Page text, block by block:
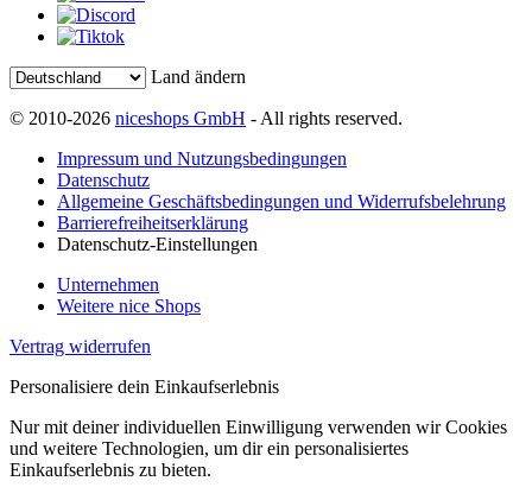
Land ändern
© 2010-2026 niceshops GmbH - All rights reserved.
Impressum und Nutzungsbedingungen
Datenschutz
Allgemeine Geschäftsbedingungen und Widerrufsbelehrung
Barrierefreiheitserklärung
Datenschutz-Einstellungen
Unternehmen
Weitere nice Shops
Vertrag widerrufen
Personalisiere dein Einkaufserlebnis
Nur mit deiner individuellen Einwilligung verwenden wir Cookies
und weitere Technologien, um dir ein personalisiertes
Einkaufserlebnis zu bieten.